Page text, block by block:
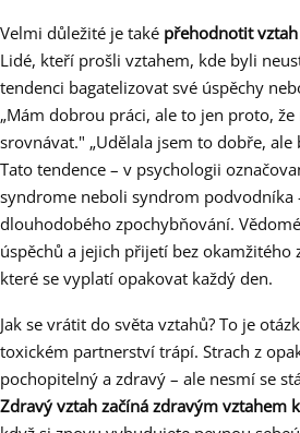
Velmi důležité je také přehodnotit
Lidé, kteří prošli vztahem, kde byli
tendenci bagatelizovat své úspěchy
„Mám dobrou práci, ale to jen proto,
srovnávat." „Udělala jsem to dobře,
Tato tendence – v psychologii
syndrome neboli syndrom podvodníka
dlouhodobého zpochybňování.
úspěchů a jejich přijetí bez okamžitého
které se vyplatí opakovat každý den.
Jak se vrátit do světa vztahů? To je
toxickém partnerství trápí. Strach z
pochopitelný a zdravý – ale nesmí se
Zdravý vztah začíná zdravým vztahem